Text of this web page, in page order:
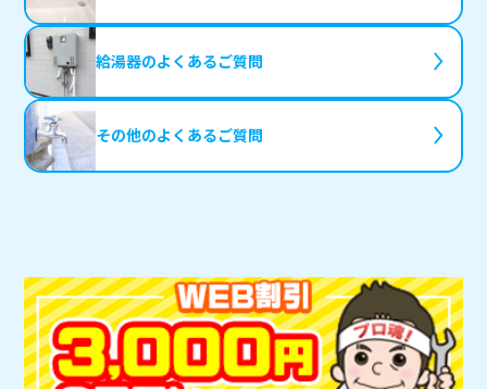
給湯器のよくあるご質問
その他のよくあるご質問